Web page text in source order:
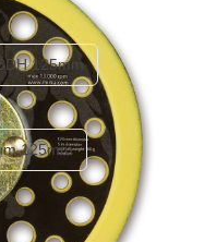
125mm
125mm